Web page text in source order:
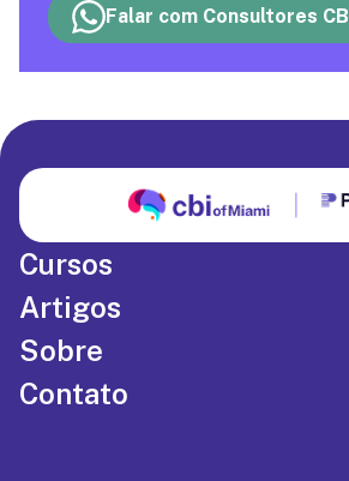
Falar com Consultores CBI
Cursos
Artigos
Sobre
Contato